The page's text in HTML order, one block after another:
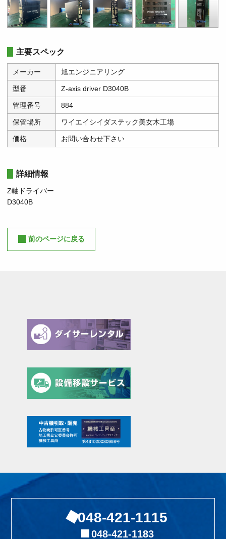
主要スペック
メーカー 旭エンジニアリング
型番 Z-axis driver D3040B
管理番号 884
保管場所 ワイエイシイダステック美女木工場
価格 お問い合わせ下さい
詳細情報
Z軸ドライバー
D3040B
前のページに戻る
048-421-1115
048-421-1183